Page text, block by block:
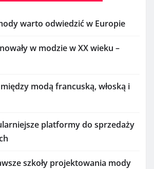
warto odwiedzić w Europie
w modzie w XX wieku –
modą francuską, włoską i
platformy do sprzedaży
szkoły projektowania mody